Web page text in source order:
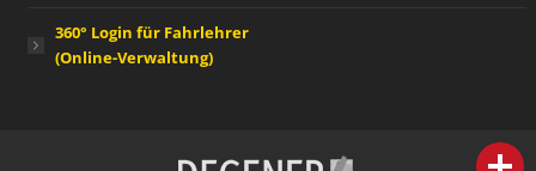
360° Login für Fahrlehrer
(Online-Verwaltung)
person IHR FACHBERATER